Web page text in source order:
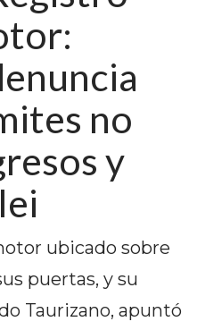
no
y
ubicado sobre
puertas, y su
Taurizano, apuntó